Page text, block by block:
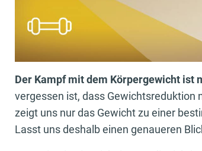
Der Kampf mit dem Körpergewicht ist
vergessen ist, dass Gewichtsreduktion
zeigt uns nur das Gewicht zu einer
Lasst uns deshalb einen genaueren